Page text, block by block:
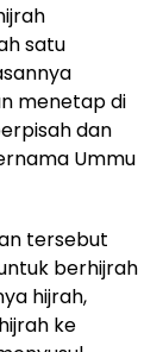
satu
menetap di
dan
Ummu
tersebut
berhijrah
hijrah,
ke